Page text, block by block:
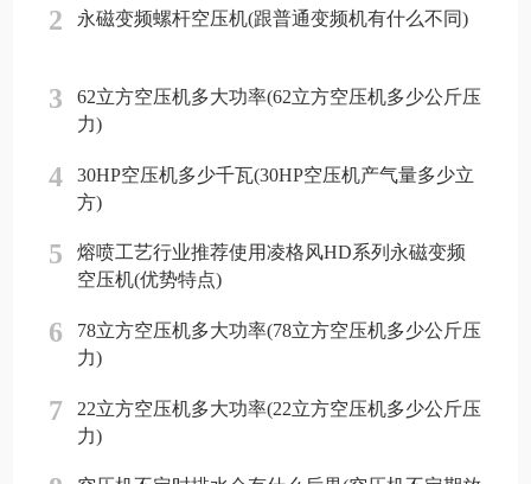
2 永磁变频螺杆空压机(跟普通变频机有什么不同)
3
62立方空压机多大功率(62立方空压机多少公斤压
力)
4
30HP空压机多少千瓦(30HP空压机产气量多少立
方)
5
熔喷工艺行业推荐使用凌格风HD系列永磁变频
空压机(优势特点)
6
78立方空压机多大功率(78立方空压机多少公斤压
力)
7
22立方空压机多大功率(22立方空压机多少公斤压
力)